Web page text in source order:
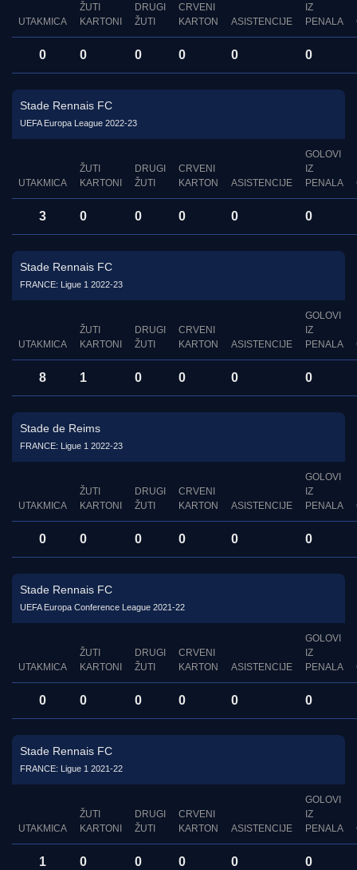
UTAKMICA
ŽUTI
KARTONI
DRUGI
ŽUTI
CRVENI
KARTON
ASISTENCIJE
IZ
PENALA
0 0 0 0 0 0
Stade Rennais FC
UEFA Europa League 2022-23
UTAKMICA
ŽUTI
KARTONI
DRUGI
ŽUTI
CRVENI
KARTON
ASISTENCIJE
GOLOVI
IZ
PENALA
3 0 0 0 0 0
Stade Rennais FC
FRANCE: Ligue 1 2022-23
UTAKMICA
ŽUTI
KARTONI
DRUGI
ŽUTI
CRVENI
KARTON
ASISTENCIJE
GOLOVI
IZ
PENALA
8 1 0 0 0 0
Stade de Reims
FRANCE: Ligue 1 2022-23
UTAKMICA
ŽUTI
KARTONI
DRUGI
ŽUTI
CRVENI
KARTON
ASISTENCIJE
GOLOVI
IZ
PENALA
0 0 0 0 0 0
Stade Rennais FC
UEFA Europa Conference League 2021-22
UTAKMICA
ŽUTI
KARTONI
DRUGI
ŽUTI
CRVENI
KARTON
ASISTENCIJE
GOLOVI
IZ
PENALA
0 0 0 0 0 0
Stade Rennais FC
FRANCE: Ligue 1 2021-22
UTAKMICA
ŽUTI
KARTONI
DRUGI
ŽUTI
CRVENI
KARTON
ASISTENCIJE
GOLOVI
IZ
PENALA
1 0 0 0 0 0